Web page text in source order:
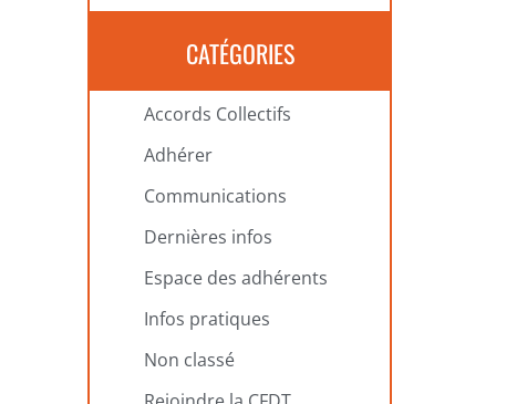
CATÉGORIES
Accords Collectifs
Adhérer
Communications
Dernières infos
Espace des adhérents
Infos pratiques
Non classé